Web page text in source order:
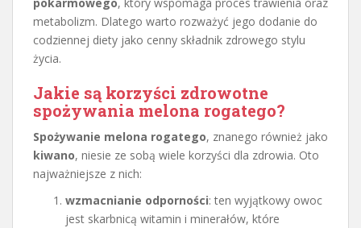
metabolizm. Dlatego warto rozważyć jego dodanie do
codziennej diety jako cenny składnik zdrowego stylu
życia.
Jakie są korzyści zdrowotne
spożywania melona rogatego?
Spożywanie melona rogatego, znanego również jako
kiwano, niesie ze sobą wiele korzyści dla zdrowia. Oto
najważniejsze z nich:
wzmacnianie odporności: ten wyjątkowy owoc
jest skarbnicą witamin i minerałów, które